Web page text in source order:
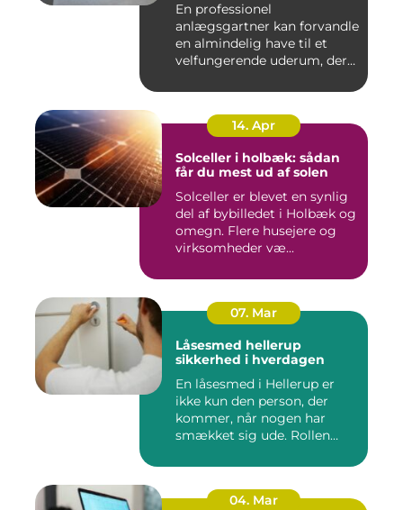
En professionel
anlægsgartner kan forvandle
en almindelig have til et
velfungerende uderum, der
14. Apr
Solceller i holbæk: sådan
får du mest ud af solen
Solceller er blevet en synlig
del af bybilledet i Holbæk og
omegn. Flere husejere og
virksomheder væ...
07. Mar
Låsesmed hellerup
sikkerhed i hverdagen
En låsesmed i Hellerup er
ikke kun den person, der
kommer, når nogen har
smækket sig ude. Rollen
04. Mar